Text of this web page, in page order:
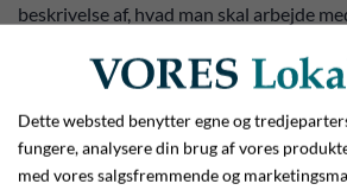
beskrivelse af, hvad man skal arbejde
fremadskuende facon.
Dette websted benytter egne og
fungere, analysere din brug af vores
med vores salgsfremmende og